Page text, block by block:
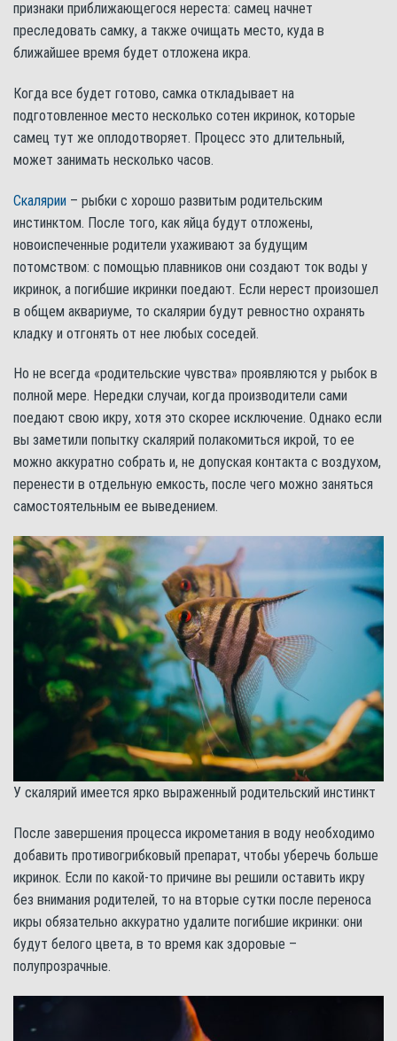
признаки приближающегося нереста: самец начнет
преследовать самку, а также очищать место, куда в
ближайшее время будет отложена икра.
Когда все будет готово, самка откладывает на
подготовленное место несколько сотен икринок, которые
самец тут же оплодотворяет. Процесс это длительный,
может занимать несколько часов.
Скалярии – рыбки с хорошо развитым родительским
инстинктом. После того, как яйца будут отложены,
новоиспеченные родители ухаживают за будущим
потомством: с помощью плавников они создают ток воды у
икринок, а погибшие икринки поедают. Если нерест произошел
в общем аквариуме, то скалярии будут ревностно охранять
кладку и отгонять от нее любых соседей.
Но не всегда «родительские чувства» проявляются у рыбок в
полной мере. Нередки случаи, когда производители сами
поедают свою икру, хотя это скорее исключение. Однако если
вы заметили попытку скалярий полакомиться икрой, то ее
можно аккуратно собрать и, не допуская контакта с воздухом,
перенести в отдельную емкость, после чего можно заняться
самостоятельным ее выведением.
У скалярий имеется ярко выраженный родительский инстинкт
После завершения процесса икрометания в воду необходимо
добавить противогрибковый препарат, чтобы уберечь больше
икринок. Если по какой-то причине вы решили оставить икру
без внимания родителей, то на вторые сутки после переноса
икры обязательно аккуратно удалите погибшие икринки: они
будут белого цвета, в то время как здоровые –
полупрозрачные.